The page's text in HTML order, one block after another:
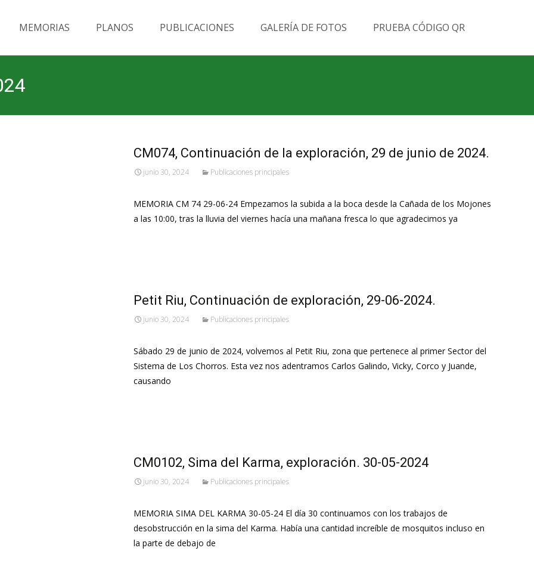
MEMORIAS PLANOS PUBLICACIONES GALERÍA DE FOTOS PRUEBA CÓDIGO QR
CM074, Continuación de la exploración, 29 de junio de 2024.
junio 30, 2024 Publicaciones principales
MEMORIA CM 74 29-06-24 Empezamos la subida a la boca desde la Cañada de los Mojones
a las 10:00, tras la lluvia del viernes hacía una mañana fresca lo que agradecimos ya
Petit Riu, Continuación de exploración, 29-06-2024.
junio 30, 2024 Publicaciones principales
Sábado 29 de junio de 2024, volvemos al Petit Riu, zona que pertenece al primer Sector del
Sistema de Los Chorros. Esta vez nos adentramos Carlos Galindo, Vicky, Corco y Juande,
causando
CM0102, Sima del Karma, exploración. 30-05-2024
junio 30, 2024 Publicaciones principales
MEMORIA SIMA DEL KARMA 30-05-24 El día 30 continuamos con los trabajos de
desobstrucción en la sima del Karma. Había una cantidad increíble de mosquitos incluso en
la parte de debajo de